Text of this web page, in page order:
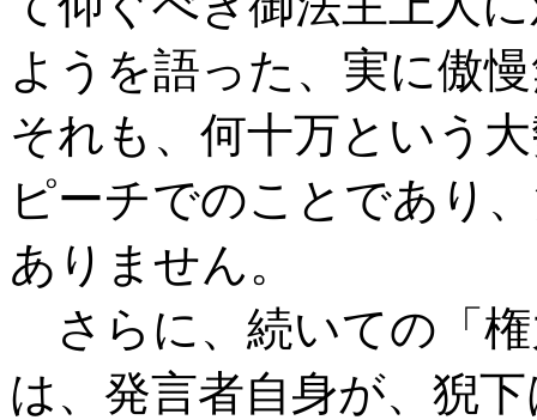
ようを語った、実に傲
それも、何十万という
ピーチでのことであり
ありません。
さらに、続いての「
は、発言者自身が、猊